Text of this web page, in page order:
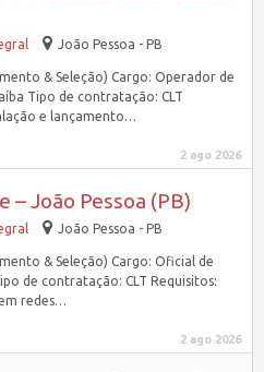
João Pessoa - PB
& Seleção) Cargo: Operador de
Tipo de contratação: CLT
e lançamento…
2 ago 2026
– João Pessoa (PB)
João Pessoa - PB
& Seleção) Cargo: Oficial de
de contratação: CLT Requisitos:
redes…
2 ago 2026